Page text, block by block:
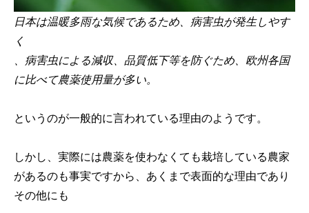
日本は温暖多雨な気候であるため、病害虫が発生しやす
く
、病害虫による減収、品質低下等を防ぐため、欧州各国
に比べて農薬使用量が多い。
というのが一般的に言われている理由のようです。
しかし、実際には農薬を使わなくても栽培している農家
があるのも事実ですから、あくまで表面的な理由であり
その他にも